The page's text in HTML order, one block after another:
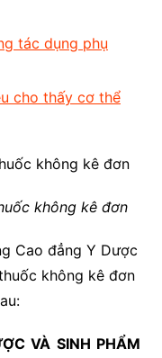
tác dụng phụ
cho thấy cơ thể
không kê đơn
Cao đẳng Y Dược
không kê đơn
VÀ SINH PHẨM